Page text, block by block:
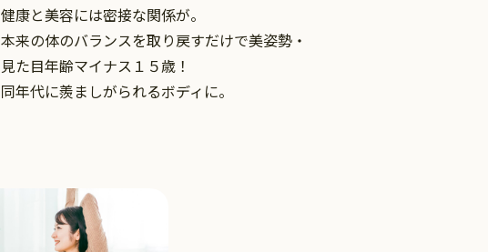
健康と美容には密接な関係が。
本来の体のバランスを取り戻すだけで美姿勢・
見た目年齢マイナス１５歳！
同年代に羨ましがられるボディに。